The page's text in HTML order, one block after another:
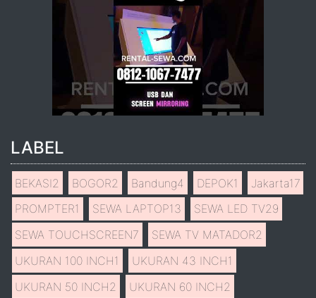
LABEL
BEKASI2 BOGOR2 Bandung4 DEPOK1 Jakarta17
PROMPTER1 SEWA LAPTOP13 SEWA LED TV29
SEWA TOUCHSCREEN7 SEWA TV MATADOR2
UKURAN 100 INCH1 UKURAN 43 INCH1
UKURAN 50 INCH2 UKURAN 60 INCH2